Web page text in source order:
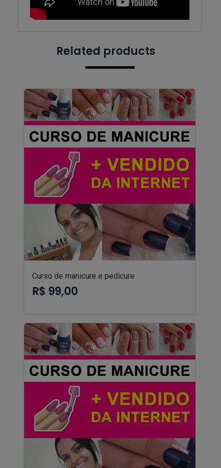
Related products
Curso de manicure e pedicure
R$ 99,00